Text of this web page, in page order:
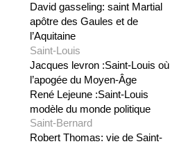
David gasseling: saint Martial
apôtre des Gaules et de
l’Aquitaine
Saint-Louis
Jacques levron :Saint-Louis où
l’apogée du Moyen-Âge
René Lejeune :Saint-Louis
modèle du monde politique
Saint-Bernard
Robert Thomas: vie de Saint-